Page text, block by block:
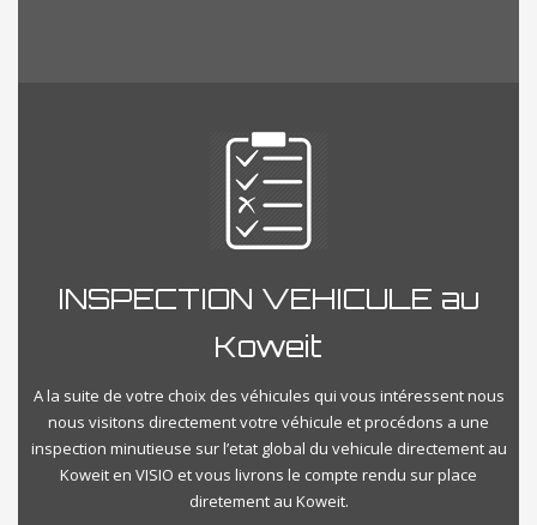
INSPECTION VEHICULE au
Koweit
A la suite de votre choix des véhicules qui vous intéressent nous
nous visitons directement votre véhicule et procédons a une
inspection minutieuse sur l’etat global du vehicule directement au
Koweit en VISIO et vous livrons le compte rendu sur place
diretement au Koweit.